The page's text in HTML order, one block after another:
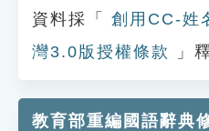
資料採「
創用CC-姓
灣3.0版授權條款
」
教育部重編國語辭典